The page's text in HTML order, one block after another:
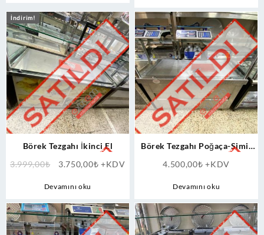
İndirim!
Börek Tezgahı İkinci El
3.999,00₺
Orijinal
3.999,00₺.
3.750,00₺Şu
3.750,00₺.
+KDV
Devamını oku
Börek Tezgahı Poğaça-Simit
4.500,00₺ +KDV
Devamını oku